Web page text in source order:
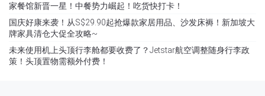
家餐馆新晋一星！中餐势力崛起！吃货快打卡！
国庆好康来袭！从S$29.90起抢爆款家居用品、沙发床褥！新加坡大
牌家具清仓大促全攻略~
未来使用机上头顶行李舱都要收费了？Jetstar航空调整随身行李政
策！头顶置物需额外付费！